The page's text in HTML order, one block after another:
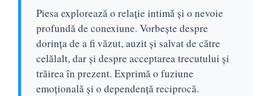
Piesa explorează o relație intimă și o nevoie
profundă de conexiune. Vorbește despre
dorința de a fi văzut, auzit și salvat de către
celălalt, dar și despre acceptarea trecutului și
trăirea în prezent. Exprimă o fuziune
emoțională și o dependență reciprocă.